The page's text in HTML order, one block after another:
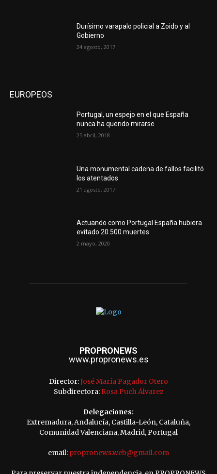
Durísimo varapalo policial a Zoido y al
Gobierno
24 agosto, 2017
EUROPEOS
Portugal, un espejo en el que España
nunca ha querido mirarse
25 abril, 2018
Una monumental cadena de fallos facilitó
los atentados
21 agosto, 2017
Actuando como Portugal España hubiera
evitado 20.500 muertes
2 mayo, 2020
PROPRONEWS
www.propronews.es
Director:José María Pagador Otero
Subdirectora: Rosa Puch Álvarez
Delegaciones:
Extremadura, Andalucía, Castilla-León, Cataluña,
Comunidad Valenciana, Madrid, Portugal
email: propronews.web@gmail.com